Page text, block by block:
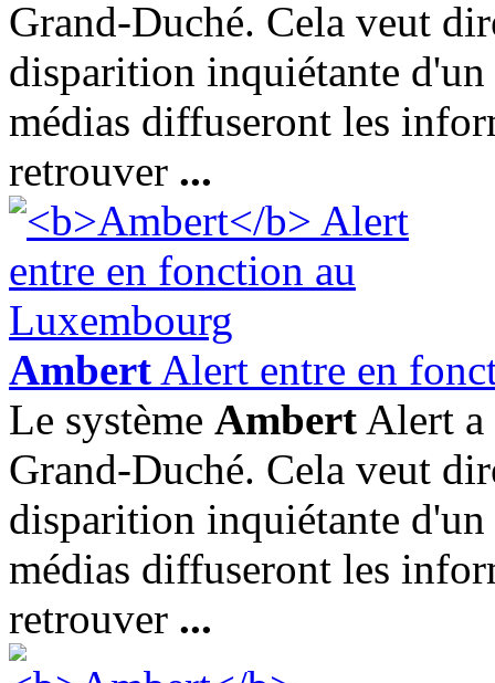
Grand-Duché. Cela veut
disparition inquiétante d'un
médias diffuseront les
retrouver ...
Ambert Alert entre en
Le système Ambert Alert a
Grand-Duché. Cela veut
disparition inquiétante d'un
médias diffuseront les
retrouver ...